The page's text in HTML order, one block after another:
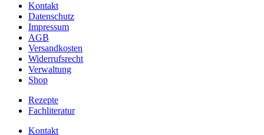
Kontakt
Datenschutz
Impressum
AGB
Versandkosten
Widerrufsrecht
Verwaltung
Shop
Rezepte
Fachliteratur
Kontakt